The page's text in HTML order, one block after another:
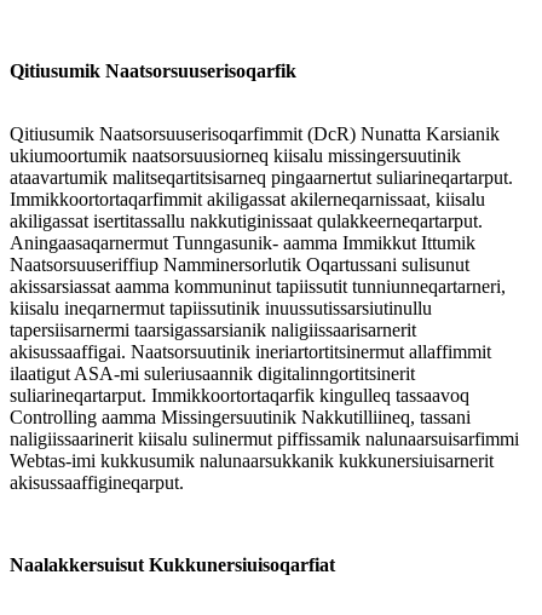
Qitiusumik Naatsorsuuserisoqarfik
Qitiusumik Naatsorsuuserisoqarfimmit (DcR) Nunatta Karsianik
ukiumoortumik naatsorsuusiorneq kiisalu missingersuutinik
ataavartumik malitseqartitsisarneq pingaarnertut suliarineqartarput.
Immikkoortortaqarfimmit akiligassat akilerneqarnissaat, kiisalu
akiligassat isertitassallu nakkutiginissaat qulakkeerneqartarput.
Aningaasaqarnermut Tunngasunik- aamma Immikkut Ittumik
Naatsorsuuseriffiup Namminersorlutik Oqartussani sulisunut
akissarsiassat aamma kommuninut tapiissutit tunniunneqartarneri,
kiisalu ineqarnermut tapiissutinik inuussutissarsiutinullu
tapersiisarnermi taarsigassarsianik naligiissaarisarnerit
akisussaaffigai. Naatsorsuutinik ineriartortitsinermut allaffimmit
ilaatigut ASA-mi suleriusaannik digitalinngortitsinerit
suliarineqartarput. Immikkoortortaqarfik kingulleq tassaavoq
Controlling aamma Missingersuutinik Nakkutilliineq, tassani
naligiissaarinerit kiisalu sulinermut piffissamik nalunaarsuisarfimmi
Webtas-imi kukkusumik nalunaarsukkanik kukkunersiuisarnerit
akisussaaffigineqarput.
Naalakkersuisut Kukkunersiuisoqarfiat